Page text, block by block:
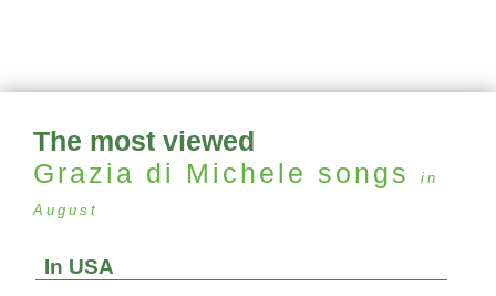
The most viewed
Grazia di Michele songs
in
August
In USA